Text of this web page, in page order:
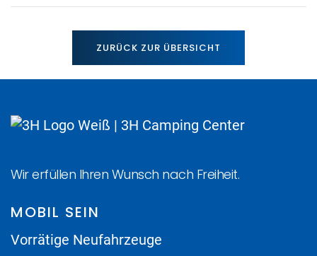
ZURÜCK ZUR ÜBERSICHT
Wir erfüllen Ihren Wunsch nach Freiheit.
MOBIL SEIN
Vorrätige Neufahrzeuge